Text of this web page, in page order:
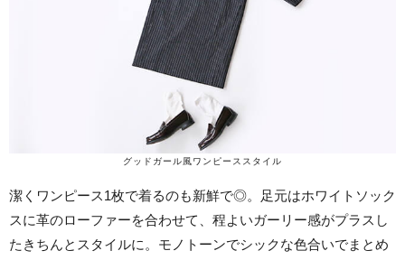
グッドガール風ワンピーススタイル
潔くワンピース1枚で着るのも新鮮で◎。足元はホワイトソック
スに革のローファーを合わせて、程よいガーリー感がプラスし
たきちんとスタイルに。モノトーンでシックな色合いでまとめ